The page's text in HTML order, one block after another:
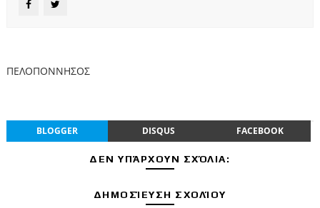
ΠΕΛΟΠΟΝΝΗΣΟΣ
BLOGGER DISQUS FACEBOOK
ΔΕΝ ΥΠΆΡΧΟΥΝ ΣΧΌΛΙΑ:
ΔΗΜΟΣΊΕΥΣΗ ΣΧΟΛΊΟΥ